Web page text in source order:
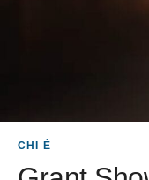
CHI È